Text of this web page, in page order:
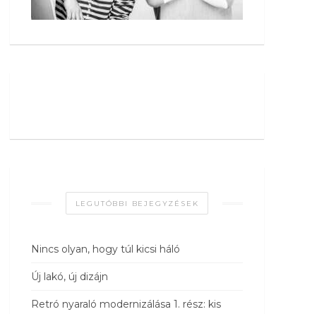
LEGUTÓBBI BEJEGYZÉSEK
Nincs olyan, hogy túl kicsi háló
Új lakó, új dizájn
Retró nyaraló modernizálása 1. rész: kis